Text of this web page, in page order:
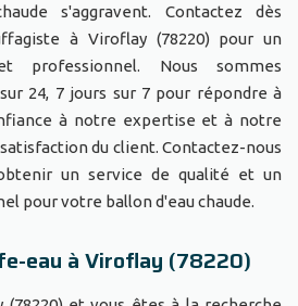
s'aggravent. Contactez dès
à Viroflay (78220) pour un
professionnel. Nous sommes
24, 7 jours sur 7 pour répondre à
à notre expertise et à notre
du client. Contactez-nous
un service de qualité et un
pour votre ballon d'eau chaude.
eau à Viroflay (78220)